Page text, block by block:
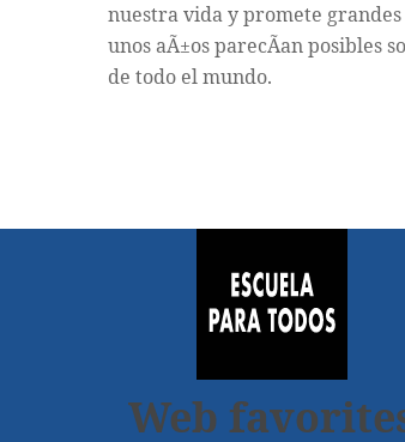
nuestra vida y promete
unos aÃ±os parecÃ­an posibles
de todo el mundo.
Web